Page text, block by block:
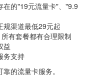
的"19元流量卡"、"9.9
渠道最低29元起
有套餐都有合理限制
益
务支持
的流量卡服务。